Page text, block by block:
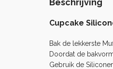
Beschrijving
Cupcake
Bak de lekkerste
Doordat de
Gebruik de